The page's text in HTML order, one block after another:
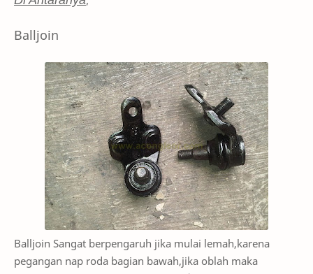
Balljoin
Balljoin Sangat berpengaruh jika mulai lemah,karena
pegangan nap roda bagian bawah,jika oblah maka